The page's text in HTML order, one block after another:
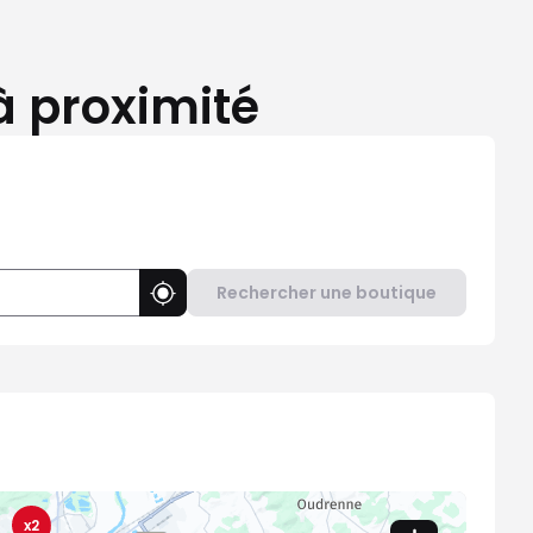
proximité
Utiliser ma position
Rechercher une boutique
x2